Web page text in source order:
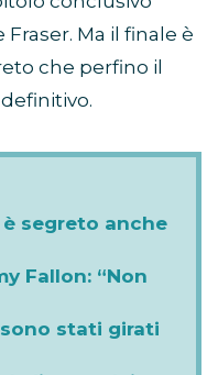
Ma il finale è
che perfino il
segreto anche
Fallon: “Non
stati girati